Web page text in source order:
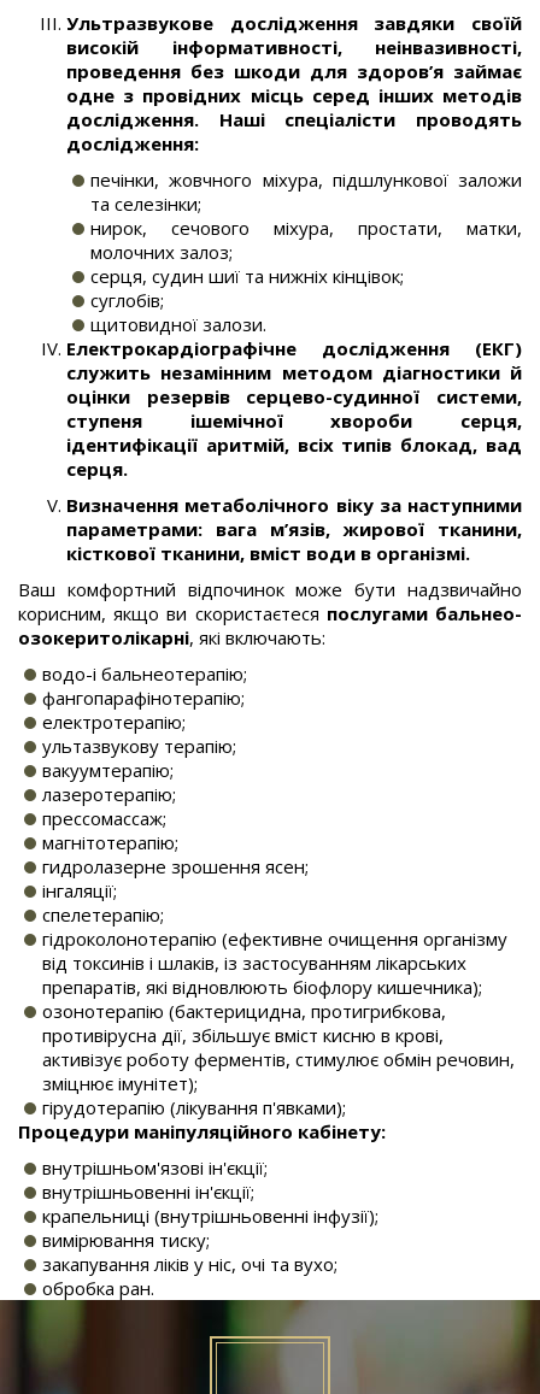
Ультразвукове дослідження завдяки своїй
високій інформативності, неінвазивності,
проведення без шкоди для здоров’я займає
одне з провідних місць серед інших методів
дослідження. Наші спеціалісти проводять
дослідження:
печінки, жовчного міхура, підшлункової заложи
та селезінки;
нирок, сечового міхура, простати, матки,
молочних залоз;
серця, судин шиї та нижніх кінцівок;
суглобів;
щитовидної залози.
Електрокардіографічне дослідження (ЕКГ)
служить незамінним методом діагностики й
оцінки резервів серцево-судинної системи,
ступеня ішемічної хвороби серця,
ідентифікації аритмій, всіх типів блокад, вад
серця.
Визначення метаболічного віку за наступними
параметрами: вага м’язів, жирової тканини,
кісткової тканини, вміст води в організмі.
Ваш комфортний відпочинок може бути надзвичайно
корисним, якщо ви скористаєтеся послугами бальнео-
озокеритолікарні, які включають:
водо-і бальнеотерапію;
фангопарафінотерапію;
електротерапію;
ультазвукову терапію;
вакуумтерапію;
лазеротерапію;
прессомассаж;
магнітотерапію;
гидролазерне зрошення ясен;
інгаляції;
спелетерапію;
гідроколонотерапію (ефективне очищення організму
від токсинів і шлаків, із застосуванням лікарських
препаратів, які відновлюють біофлору кишечника);
озонотерапію (бактерицидна, протигрибкова,
противірусна дії, збільшує вміст кисню в крові,
активізує роботу ферментів, стимулює обмін речовин,
зміцнює імунітет);
гірудотерапію (лікування п'явками);
Процедури маніпуляційного кабінету:
внутрішньом'язові ін'єкції;
внутрішньовенні ін'єкції;
крапельниці (внутрішньовенні інфузії);
вимірювання тиску;
закапування ліків у ніс, очі та вухо;
обробка ран.